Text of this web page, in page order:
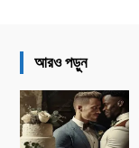
আরও পড়ুন